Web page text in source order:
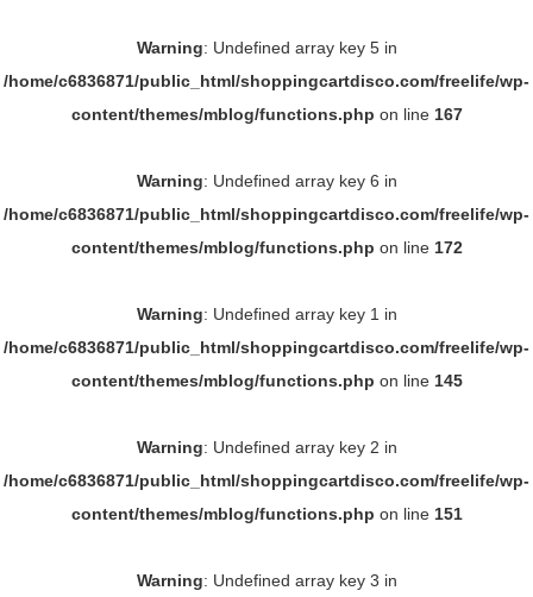
Warning: Undefined array key 5 in
/home/c6836871/public_html/shoppingcartdisco.com/freelife/wp-
content/themes/mblog/functions.php on line 167
Warning: Undefined array key 6 in
/home/c6836871/public_html/shoppingcartdisco.com/freelife/wp-
content/themes/mblog/functions.php on line 172
Warning: Undefined array key 1 in
/home/c6836871/public_html/shoppingcartdisco.com/freelife/wp-
content/themes/mblog/functions.php on line 145
Warning: Undefined array key 2 in
/home/c6836871/public_html/shoppingcartdisco.com/freelife/wp-
content/themes/mblog/functions.php on line 151
Warning: Undefined array key 3 in